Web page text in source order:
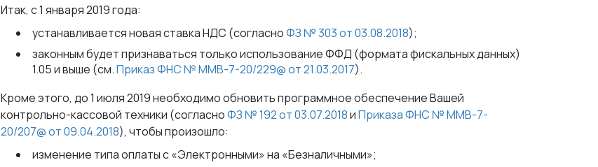
Итак, с 1 января 2019 года:
устанавливается новаяставка НДС (согласноФЗ № 303 от 03.08.2018);
законным будет признаваться только использованиеФФД (формата фискальных данных)
1.05и выше (см.Приказ ФНС № ММВ-7-20/229@ от 21.03.2017).
Кроме этого, до 1 июля 2019необходимо обновить программное обеспечение Вашей
контрольно-кассовой техники (согласноФЗ № 192 от 03.07.2018иПриказа ФНС № ММВ-7-
20/207@ от 09.04.2018), чтобы произошло:
изменение типа оплаты с «Электронными» на «Безналичными»;